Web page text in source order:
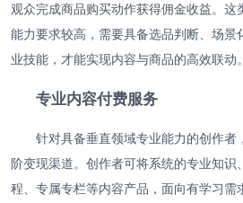
观众完成商品购买动作获得佣金收益。这
能力要求较高，需要具备选品判断、场
业技能，才能实现内容与商品的高效联动。
专业内容付费服务
针对具备垂直领域专业能力的创作
阶变现渠道。创作者可将系统的专业知识
程、专属专栏等内容产品，面向有学习需